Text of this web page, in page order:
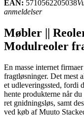
EAN: 5710562205038
anmeldelser
Møbler ||
Modulreoler
En masse internet
fragtløsninger. Det mest
et udleveringssted, fordi
hente produkterne når
ret gnidningsløs, samt
ved køb af Muuto